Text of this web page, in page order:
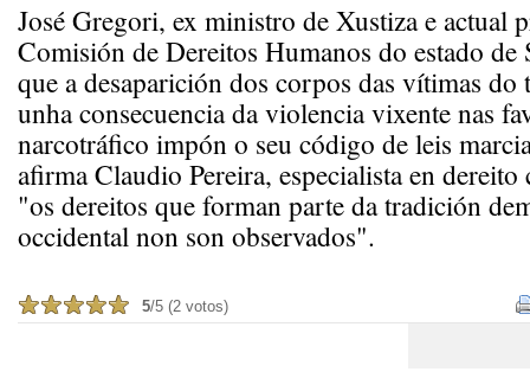
José Gregori, ex ministro de Xustiza e actual
Comisión de Dereitos Humanos do estado de
que a desaparición dos corpos das vítimas do
unha consecuencia da violencia vixente nas
narcotráfico impón o seu código de leis
afirma Claudio Pereira, especialista en
"os dereitos que forman parte da tradición
occidental non son observados".
5/5 (2 votos)